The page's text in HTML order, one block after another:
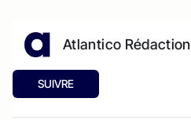
Atlantico Rédaction
SUIVRE